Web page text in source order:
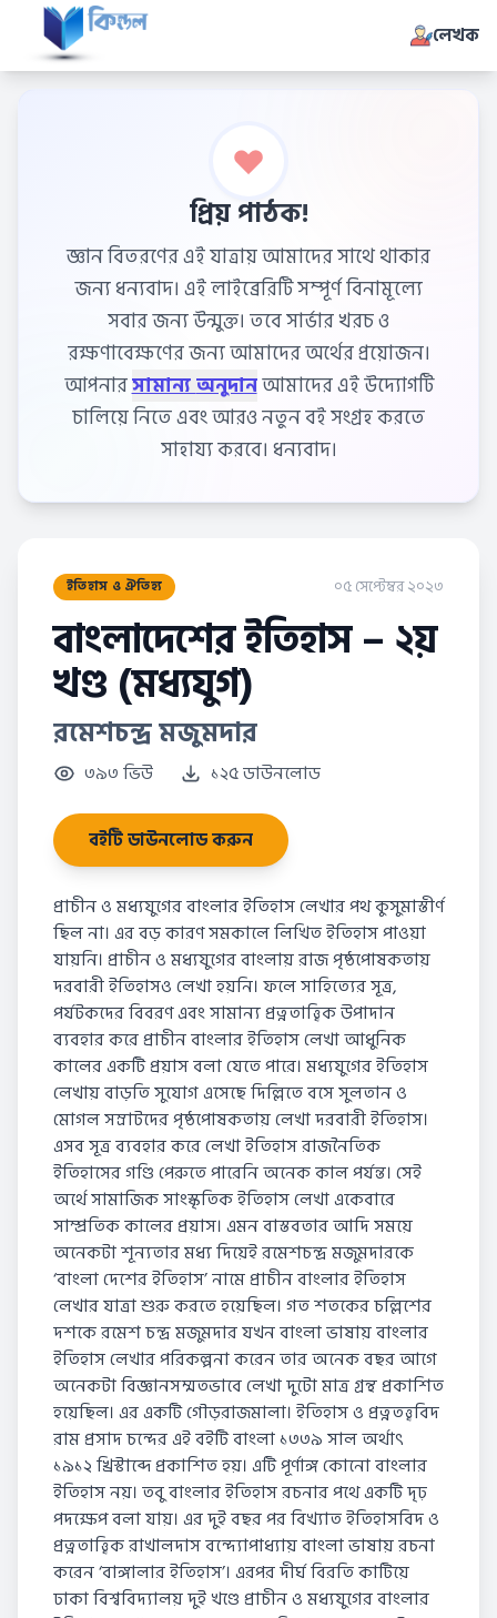
লেখক
প্রিয় পাঠক!
জ্ঞান বিতরণের এই যাত্রায় আমাদের সাথে থাকার
জন্য ধন্যবাদ। এই লাইব্রেরিটি সম্পূর্ণ বিনামূল্যে
সবার জন্য উন্মুক্ত। তবে সার্ভার খরচ ও
রক্ষণাবেক্ষণের জন্য আমাদের অর্থের প্রয়োজন।
আপনার
সামান্য অনুদানআমাদের এই উদ্যোগটি
চালিয়ে নিতে এবং আরও নতুন বই সংগ্রহ করতে
সাহায্য করবে। ধন্যবাদ।
ইতিহাস ও ঐতিহ্য ০৫ সেপ্টেম্বর ২০২৩
বাংলাদেশের ইতিহাস – ২য়
খণ্ড (মধ্যযুগ)
রমেশচন্দ্র মজুমদার
৩৯৩ ভিউ ১২৫ ডাউনলোড
বইটি ডাউনলোড করুন
প্রাচীন ও মধ্যযুগের বাংলার ইতিহাস লেখার পথ কুসুমাস্তীর্ণ
ছিল না। এর বড় কারণ সমকালে লিখিত ইতিহাস পাওয়া
যায়নি। প্রাচীন ও মধ্যযুগের বাংলায় রাজ পৃষ্ঠপোষকতায়
দরবারী ইতিহাসও লেখা হয়নি। ফলে সাহিত্যের সূত্র,
পর্যটকদের বিবরণ এবং সামান্য প্রত্নতাত্ত্বিক উপাদান
ব্যবহার করে প্রাচীন বাংলার ইতিহাস লেখা আধুনিক
কালের একটি প্রয়াস বলা যেতে পারে। মধ্যযুগের ইতিহাস
লেখায় বাড়তি সুযোগ এসেছে দিল্লিতে বসে সুলতান ও
মোগল সম্রাটদের পৃষ্ঠপোষকতায় লেখা দরবারী ইতিহাস।
এসব সূত্র ব্যবহার করে লেখা ইতিহাস রাজনৈতিক
ইতিহাসের গণ্ডি পেরুতে পারেনি অনেক কাল পর্যন্ত। সেই
অর্থে সামাজিক সাংস্কৃতিক ইতিহাস লেখা একেবারে
সাম্প্রতিক কালের প্রয়াস। এমন বাস্তবতার আদি সময়ে
অনেকটা শূন্যতার মধ্য দিয়েই রমেশচন্দ্র মজুমদারকে
‘বাংলা দেশের ইতিহাস’ নামে প্রাচীন বাংলার ইতিহাস
লেখার যাত্রা শুরু করতে হয়েছিল। গত শতকের চল্লিশের
দশকে রমেশ চন্দ্র মজুমদার যখন বাংলা ভাষায় বাংলার
ইতিহাস লেখার পরিকল্পনা করেন তার অনেক বছর আগে
অনেকটা বিজ্ঞানসম্মতভাবে লেখা দুটো মাত্র গ্রন্থ প্রকাশিত
হয়েছিল। এর একটি গৌড়রাজমালা। ইতিহাস ও প্রত্নতত্ত্ববিদ
রাম প্রসাদ চন্দের এই বইটি বাংলা ১৩৩৯ সাল অর্থাৎ
১৯১২ খ্রিস্টাব্দে প্রকাশিত হয়। এটি পূর্ণাঙ্গ কোনো বাংলার
ইতিহাস নয়। তবু বাংলার ইতিহাস রচনার পথে একটি দৃঢ়
পদক্ষেপ বলা যায়। এর দুই বছর পর বিখ্যাত ইতিহাসবিদ ও
প্রত্নতাত্ত্বিক রাখালদাস বন্দ্যোপাধ্যায় বাংলা ভাষায় রচনা
করেন ‘বাঙ্গালার ইতিহাস’। এরপর দীর্ঘ বিরতি কাটিয়ে
ঢাকা বিশ্ববিদ্যালয় দুই খণ্ডে প্রাচীন ও মধ্যযুগের বাংলার